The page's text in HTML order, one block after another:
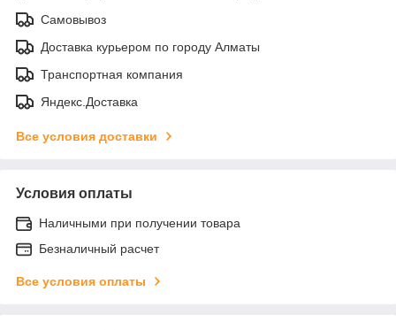
Самовывоз
Доставка курьером по городу Алматы
Транспортная компания
Яндекс.Доставка
Все условия доставки
Условия оплаты
Наличными при получении товара
Безналичный расчет
Все условия оплаты